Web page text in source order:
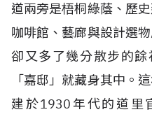
道兩旁是梧桐綠蔭、歷
咖啡館、藝廊與設計選
卻又多了幾分散步的餘
「嘉邸」就藏身其中。
建於1930年代的道里